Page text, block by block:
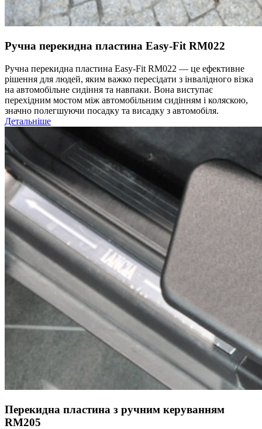
Ручна перекидна пластина Easy-Fit RM022
Ручна перекидна пластина Easy-Fit RM022 — це ефективне
рішення для людей, яким важко пересідати з інвалідного візка
на автомобільне сидіння та навпаки. Вона виступає
перехідним мостом між автомобільним сидінням і коляскою,
значно полегшуючи посадку та висадку з автомобіля.
Детальніше
Перекидна пластина з ручним керуванням
RM205